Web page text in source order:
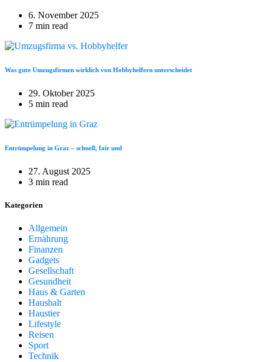
6. November 2025
7 min read
Was gute Umzugsfirmen wirklich von Hobbyhelfern unterscheidet
29. Oktober 2025
5 min read
Entrümpelung in Graz – schnell, fair und
27. August 2025
3 min read
Kategorien
Allgemein
Ernährung
Finanzen
Gadgets
Gesellschaft
Gesundheit
Haus & Garten
Haushalt
Haustier
Lifestyle
Reisen
Sport
Technik